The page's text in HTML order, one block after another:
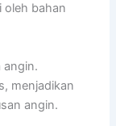
oleh bahan
angin.
menjadikan
angin.